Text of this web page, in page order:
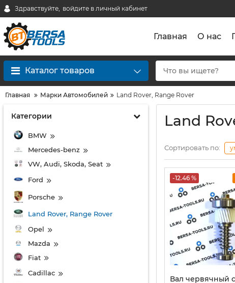
Здравствуйте, войдите в личный кабинет
Главная О нас
Каталог товаров
Главная Марки Автомобилей Land Rover, Range Rover
Категории
BMW
Mercedes-benz
VW, Audi, Skoda, Seat
Ford
Porsche
Land Rover, Range Rover
Opel
Mazda
Fiat
Cadillac
Land
Сортировать по:
-12.46 %
Вал червячный с